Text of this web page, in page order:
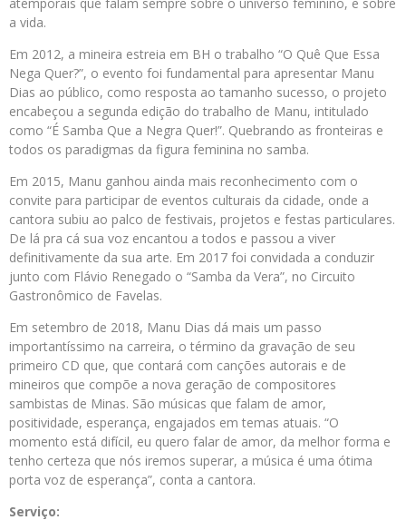
a vida.
Em 2012, a mineira estreia em BH o trabalho “O Quê Que Essa
Nega Quer?”, o evento foi fundamental para apresentar Manu
Dias ao público, como resposta ao tamanho sucesso, o projeto
encabeçou a segunda edição do trabalho de Manu, intitulado
como “É Samba Que a Negra Quer!”. Quebrando as fronteiras e
todos os paradigmas da figura feminina no samba.
Em 2015, Manu ganhou ainda mais reconhecimento com o
convite para participar de eventos culturais da cidade, onde a
cantora subiu ao palco de festivais, projetos e festas particulares.
De lá pra cá sua voz encantou a todos e passou a viver
definitivamente da sua arte. Em 2017 foi convidada a conduzir
junto com Flávio Renegado o “Samba da Vera”, no Circuito
Gastronômico de Favelas.
Em setembro de 2018, Manu Dias dá mais um passo
importantíssimo na carreira, o término da gravação de seu
primeiro CD que, que contará com canções autorais e de
mineiros que compõe a nova geração de compositores
sambistas de Minas. São músicas que falam de amor,
positividade, esperança, engajados em temas atuais. “O
momento está difícil, eu quero falar de amor, da melhor forma e
tenho certeza que nós iremos superar, a música é uma ótima
porta voz de esperança”, conta a cantora.
Serviço: